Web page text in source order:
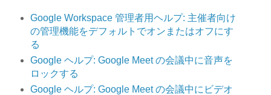
Google Workspace 管理者用ヘルプ: 主催者向け
の管理機能をデフォルトでオンまたはオフにす
る
Google ヘルプ: Google Meet の会議中に音声を
ロックする
Google ヘルプ: Google Meet の会議中にビデオ